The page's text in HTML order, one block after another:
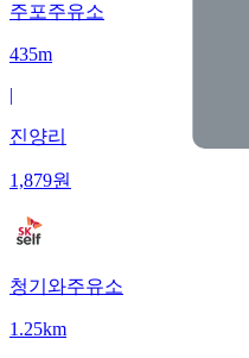
주포주유소
435m
|
진양리
1,879원
청기와주유소
1.25km